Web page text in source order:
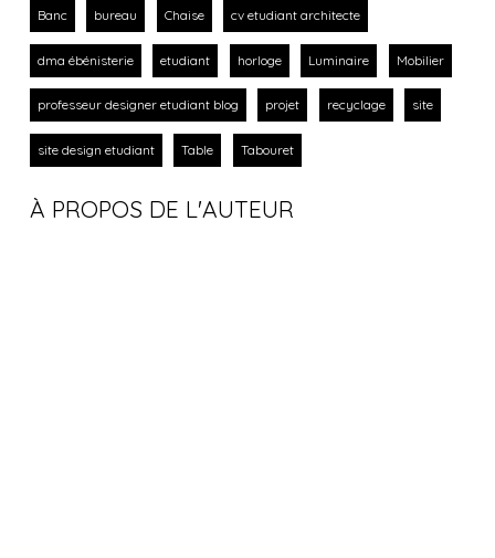
Banc bureau Chaise cv etudiant architecte
dma ébénisterie etudiant horloge Luminaire Mobilier
professeur designer etudiant blog projet recyclage site
site design etudiant Table Tabouret
À PROPOS DE L'AUTEUR